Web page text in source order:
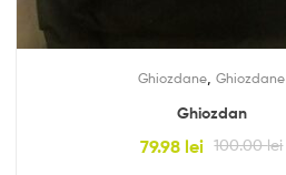
Ghiozdane Ghiozdane
Ghiozdan
100.00lei
79.98 lei